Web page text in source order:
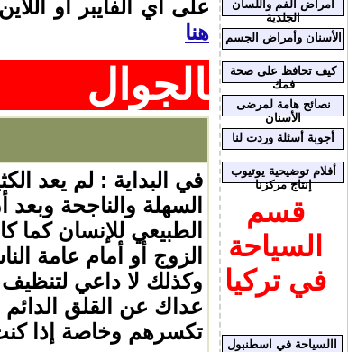
على أي الفايبر أو اللاين أو
هنا
بالجوال
في البداية : لم يعد
السهلة والناجحة
الطبيعي للإنسان كما
الزوج أو أمام عامة
وكذلك لا داعي
عداك عن القلق
تكسرهم وخاصة إذا
أمراض الفم واللسان
الجلدية
الأسنان وأمراض الجسم
كيف تحافظ على صحة
فمك
نصائح هامة لمرضى
الأسنان
أجوبة أسئلة وردت لنا
أفلام توضيحية يوتيوب
إنتاج مركزنا
قسم
السياحة
في تركيا
االسياحة في اسطنبول